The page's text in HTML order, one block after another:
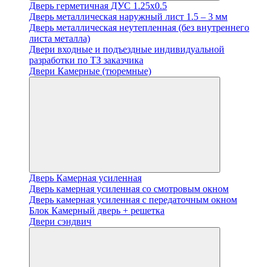
Дверь герметичная ДУС 1.25х0.5
Дверь металлическая наружный лист 1.5 – 3 мм
Дверь металлическая неутепленная (без внутреннего
листа металла)
Двери входные и подъездные индивидуальной
разработки по ТЗ заказчика
Двери Камерные (тюремные)
Дверь Камерная усиленная
Дверь камерная усиленная со смотровым окном
Дверь камерная усиленная с передаточным окном
Блок Камерный дверь + решетка
Двери сэндвич